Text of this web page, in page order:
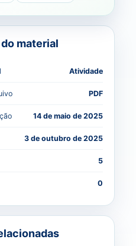
material
Atividade
PDF
14 de maio de 2025
3 de outubro de 2025
5
0